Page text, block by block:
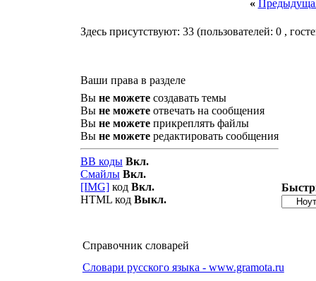
«
Здесь присутствуют: 33 (пользователей: 0 ,
Ваши права в разделе
Вы не можетесоздавать темы
Вы не можетеотвечать на сообщения
Вы не можетеприкреплять файлы
Вы не можетередактировать сообщения
BB коды Вкл.
Смайлы Вкл.
[IMG]код Вкл.
HTML код Выкл.
Справочник словарей
Словари русского языка - www.gramota.ru